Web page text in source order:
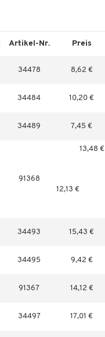
Artikel-Nr. Preis
34478 8,62 €
34484 10,20 €
34489 7,45 €
91368
12,13 €
13,48 €
34493 15,43 €
34495 9,42 €
91367 14,12 €
34497 17,01 €